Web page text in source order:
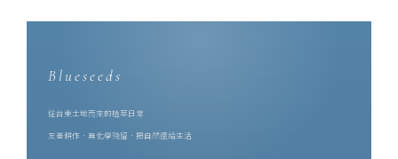
Blueseeds
從台東土地而來的植萃日常
友善耕作．無化學殘留．把自然還給生活